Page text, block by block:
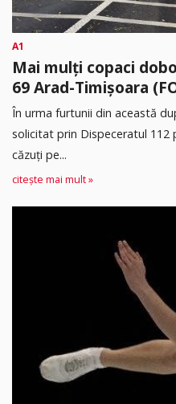
A1
Mai mulți copaci
69 Arad-Timișoara
În urma furtunii din această
solicitat prin Dispeceratul 112
căzuți pe...
citește mai mult »